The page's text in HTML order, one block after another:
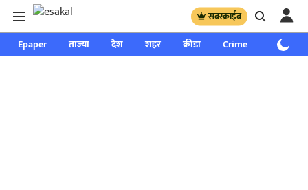
सबस्क्राईब
Epaper ताज्या देश शहर क्रीडा Crime साप्ताहिक